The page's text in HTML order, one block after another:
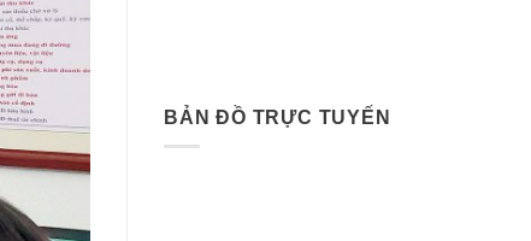
BẢN ĐỒ TRỰC TUYẾN